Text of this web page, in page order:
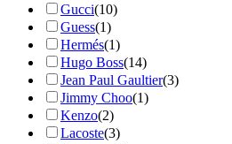
Gucci(10)
Guess(1)
Hermés(1)
Hugo Boss(14)
Jean Paul Gaultier(3)
Jimmy Choo(1)
Kenzo(2)
Lacoste(3)